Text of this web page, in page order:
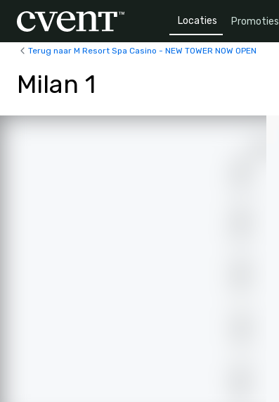
Locaties Promoties
Terug naar M Resort Spa Casino - NEW TOWER NOW OPEN
Milan 1